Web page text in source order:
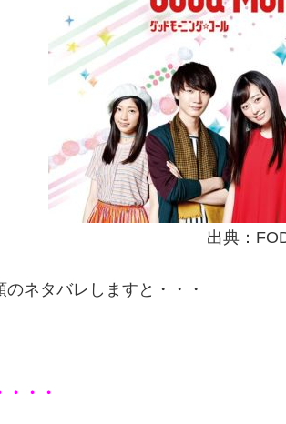
出典：
のネタバレしますと・・・
・・・